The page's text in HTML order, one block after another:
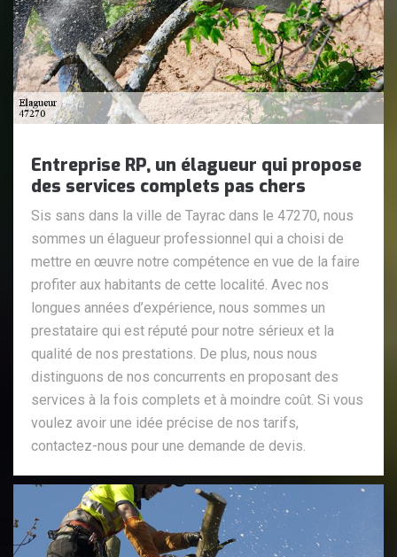
Entreprise RP, un élagueur qui propose
des services complets pas chers
Sis sans dans la ville de Tayrac dans le 47270, nous
sommes un élagueur professionnel qui a choisi de
mettre en œuvre notre compétence en vue de la faire
profiter aux habitants de cette localité. Avec nos
longues années d’expérience, nous sommes un
prestataire qui est réputé pour notre sérieux et la
qualité de nos prestations. De plus, nous nous
distinguons de nos concurrents en proposant des
services à la fois complets et à moindre coût. Si vous
voulez avoir une idée précise de nos tarifs,
contactez-nous pour une demande de devis.